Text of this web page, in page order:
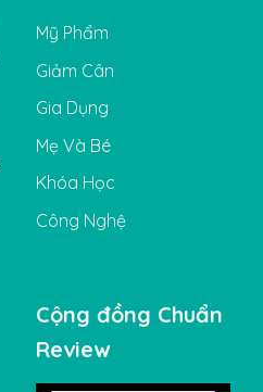
Mỹ Phẩm
Giảm Cân
Gia Dụng
Mẹ Và Bé
Khóa Học
Công Nghệ
Cộng đồng Chuẩn
Review